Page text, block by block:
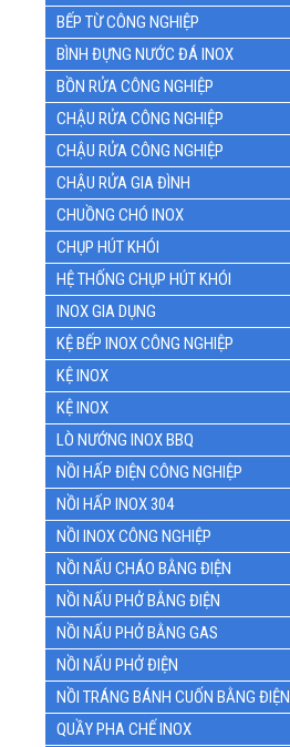
BẾP TỪ CÔNG NGHIỆP
BÌNH ĐỰNG NƯỚC ĐÁ INOX
BỒN RỬA CÔNG NGHIỆP
CHẬU RỬA CÔNG NGHIỆP
CHẬU RỬA CÔNG NGHIỆP
CHẬU RỬA GIA ĐÌNH
CHUỒNG CHÓ INOX
CHỤP HÚT KHÓI
HỆ THỐNG CHỤP HÚT KHÓI
INOX GIA DỤNG
KỆ BẾP INOX CÔNG NGHIỆP
KỆ INOX
KỆ INOX
LÒ NƯỚNG INOX BBQ
NỒI HẤP ĐIỆN CÔNG NGHIỆP
NỒI HẤP INOX 304
NỒI INOX CÔNG NGHIỆP
NỒI NẤU CHÁO BẰNG ĐIỆN
NỒI NẤU PHỞ BẰNG ĐIỆN
NỒI NẤU PHỞ BẰNG GAS
NỒI NẤU PHỞ ĐIỆN
NỒI TRÁNG BÁNH CUỐN BẰNG ĐIỆN
QUẦY PHA CHẾ INOX